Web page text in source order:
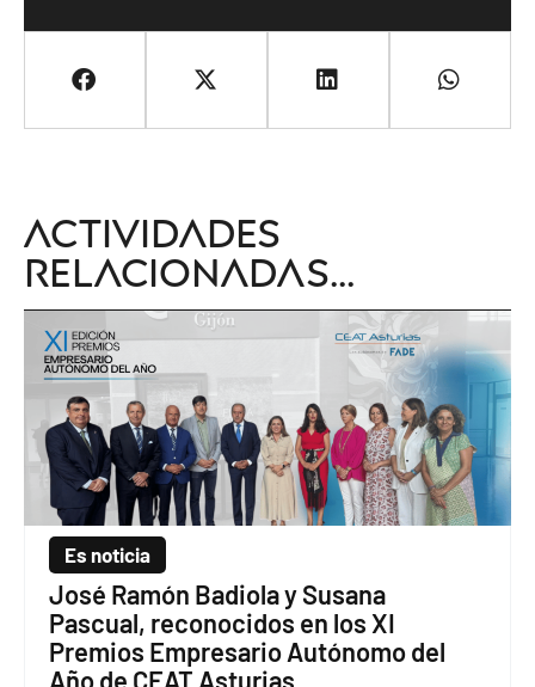
Actividades
relacionadas...
Es noticia
José Ramón Badiola y Susana
Pascual, reconocidos en los XI
Premios Empresario Autónomo del
Año de CEAT Asturias